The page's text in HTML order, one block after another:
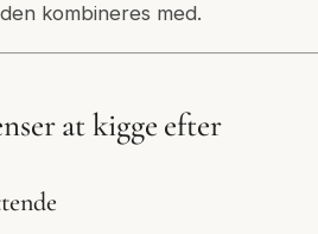
kombineres med.
at kigge efter